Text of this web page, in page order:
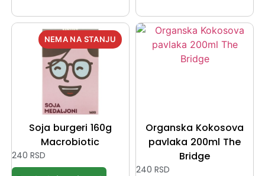
Soja burgeri 160g
Macrobiotic
240 RSD
Organska Kokosova
pavlaka 200ml The
Bridge
240 RSD